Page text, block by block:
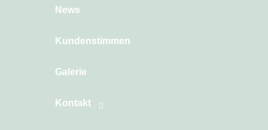
News
Kundenstimmen
Galerie
Kontakt